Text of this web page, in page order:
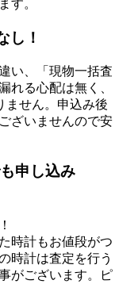
す。
し！
い、「現物一括査
れる心配は無く、
ません。申込み後
ざいませんので安
申し込み
時計もお値段がつ
時計は査定を行う
がございます。ピ